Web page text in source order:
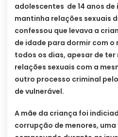
adolescentes de 14 anos de
mantinha relações sexuais
confessou que levava a
de idade para dormir com
todos os dias, apesar de
relações sexuais com a
outro processo criminal
de vulnerável.
A mãe da criança foi
corrupção de menores, uma